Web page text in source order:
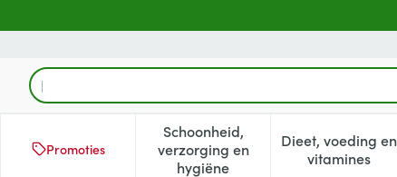
Product, merk, categorie...
Promoties
Schoonheid,
verzorging en
hygiëne
Toon submenu voor
Dieet, voeding en
vitamines
Toon